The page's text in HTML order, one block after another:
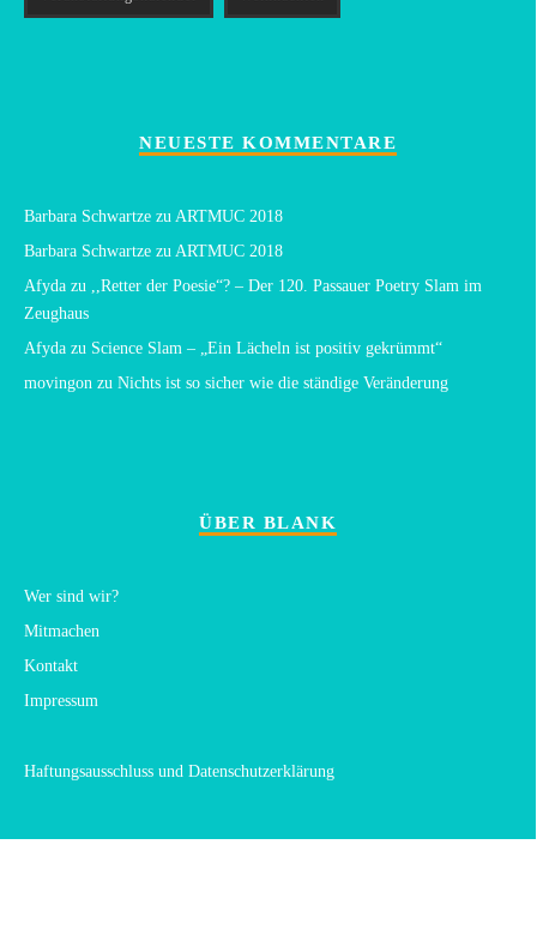
NEUESTE KOMMENTARE
Barbara Schwartze zu ARTMUC 2018
Barbara Schwartze zu ARTMUC 2018
Afyda zu ,,Retter der Poesie“? – Der 120. Passauer Poetry Slam im
Zeughaus
Afyda zu Science Slam – „Ein Lächeln ist positiv gekrümmt“
movingon zu Nichts ist so sicher wie die ständige Veränderung
ÜBER BLANK
Wer sind wir?
Mitmachen
Kontakt
Impressum
Haftungsausschluss und Datenschutzerklärung